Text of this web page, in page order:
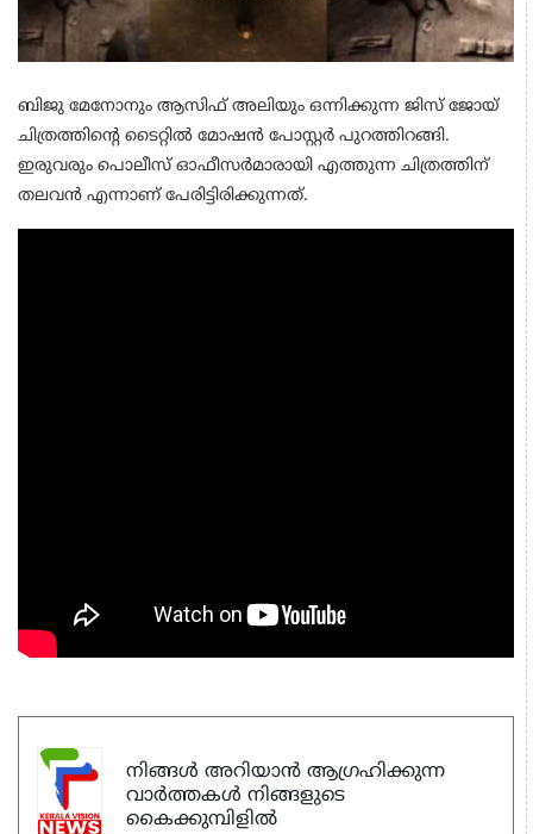
ബിജു മേനോനും ആസിഫ് അലിയും ഒന്നിക്കുന്ന ജിസ് ജോയ്
ചിത്രത്തിന്റെ ടൈറ്റില്‍ മോഷന്‍ പോസ്റ്റര്‍ പുറത്തിറങ്ങി.
ഇരുവരും പൊലീസ് ഓഫീസര്‍മാരായി എത്തുന്ന ചിത്രത്തിന്
തലവന്‍ എന്നാണ് പേരിട്ടിരിക്കുന്നത്.
നിങ്ങൾ അറിയാൻ ആഗ്രഹിക്കുന്ന
വാർത്തകൾ നിങ്ങളുടെ
കൈക്കുമ്പിളിൽ